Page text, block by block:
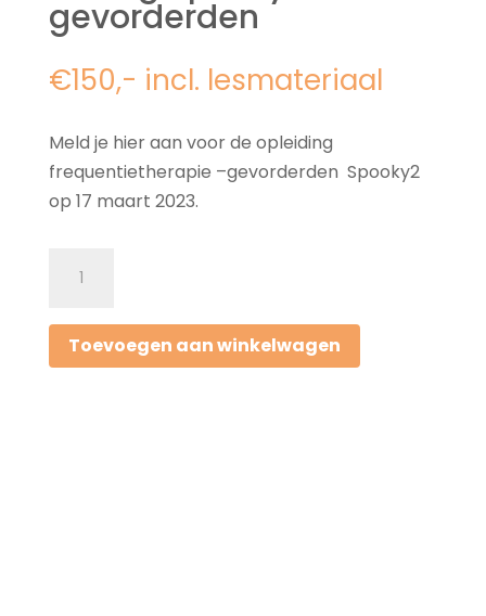
gevorderden
€150,- incl. lesmateriaal
Meld je hier aan voor de opleiding
frequentietherapie –gevorderden Spooky2
op 17 maart 2023.
frequentietherapie
–
lesdag
Toevoegen aan winkelwagen